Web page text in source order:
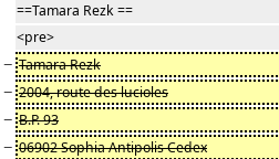
==Tamara Rezk ==
<pre>
− Tamara Rezk
− 2004, route des lucioles
− B.P. 93
− 06902 Sophia Antipolis Cedex